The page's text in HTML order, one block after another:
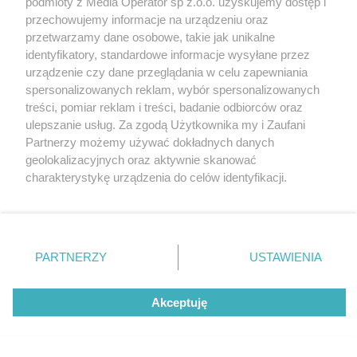
Tarnowskie Góry
Ruda Śląska
Świętochłowice
Tychy
Bytom
Katowice
Gliwice
Zabrze
Zagłębie
Redakcja
Newsletter
Reklama
przechowujemy informacje na urządzeniu oraz
przetwarzamy dane osobowe, takie jak unikalne
identyfikatory, standardowe informacje wysyłane przez
urządzenie czy dane przeglądania w celu zapewniania
spersonalizowanych reklam, wybór spersonalizowanych
treści, pomiar reklam i treści, badanie odbiorców oraz
ulepszanie usług. Za zgodą Użytkownika my i Zaufani
Partnerzy możemy używać dokładnych danych
geolokalizacyjnych oraz aktywnie skanować
charakterystykę urządzenia do celów identyfikacji.
zmienić/wycofać klikając przycisk ustawień prywatności
znajdujący się w lewym dolnym rogu strony
rodzaje przetwarzania danych nie wymagają zgody
użytkownika, ale masz prawo sprzeciwić się takiemu
przetwarzaniu. Preferencje będą miały zastosowania tylko
PARTNERZY USTAWIENIA
Akceptuję